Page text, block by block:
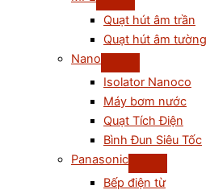
Quạt hút âm trần
Quạt hút âm tường
Nano
Isolator Nanoco
Máy bơm nước
Quạt Tích Điện
Bình Đun Siêu Tốc
Panasonic
Bếp điện từ